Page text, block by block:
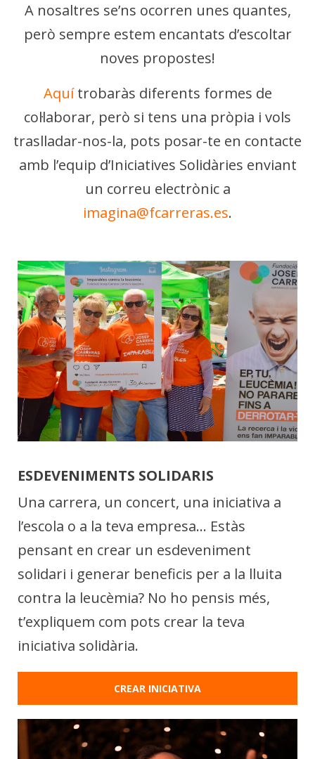
A nosaltres se’ns ocorren unes quantes,
però sempre estem encantats d’escoltar
noves propostes!
Aquítrobaràs diferents formes de
col·laborar, però si tens una pròpia i vols
traslladar-nos-la, pots posar-te en contacte
amb l’equip d’Iniciatives Solidàries enviant
un correu electrònic a
imagina@fcarreras.es.
ESDEVENIMENTS SOLIDARIS
Una carrera, un concert, una iniciativa a
l’escola o a la teva empresa... Estàs
pensant en crear un esdeveniment
solidari i generar beneficis per a la lluita
contra la leucèmia? No ho pensis més,
t’expliquem com pots crear la teva
iniciativa solidària.
CREAR INICIATIVA